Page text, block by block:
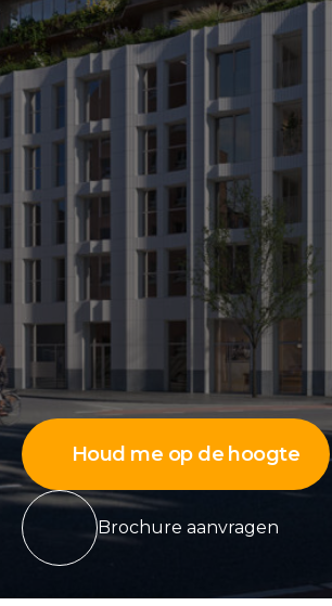
Houd me op de hoogte
Brochure aanvragen